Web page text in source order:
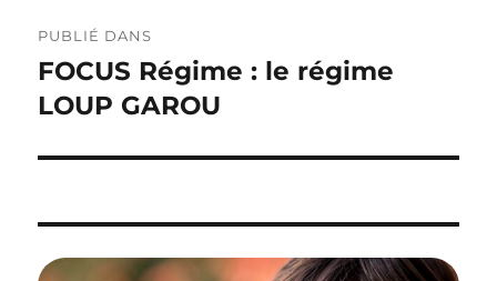
de
l’article
PUBLIÉ DANS
FOCUS Régime : le régime
LOUP GAROU